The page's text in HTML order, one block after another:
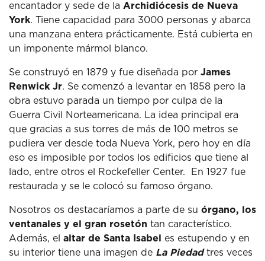
encantador y sede de la Archidiócesis de Nueva
York. Tiene capacidad para 3000 personas y abarca
una manzana entera prácticamente. Está cubierta en
un imponente mármol blanco.
Se construyó en 1879 y fue diseñada por James
Renwick Jr. Se comenzó a levantar en 1858 pero la
obra estuvo parada un tiempo por culpa de la
Guerra Civil Norteamericana. La idea principal era
que gracias a sus torres de más de 100 metros se
pudiera ver desde toda Nueva York, pero hoy en día
eso es imposible por todos los edificios que tiene al
lado, entre otros el Rockefeller Center. En 1927 fue
restaurada y se le colocó su famoso órgano.
Nosotros os destacaríamos a parte de su órgano, los
ventanales y el gran rosetón tan característico.
Además, el altar de Santa Isabel
es estupendo y en
su interior tiene una imagen de La Piedadtres veces